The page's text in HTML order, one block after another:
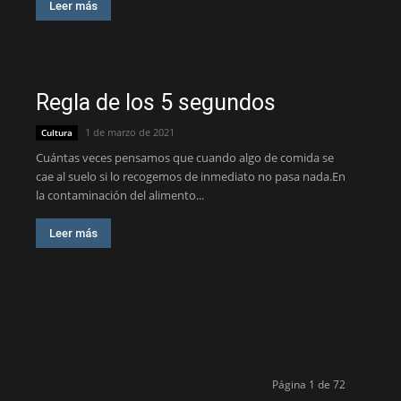
Leer más
Regla de los 5 segundos
Cultura 1 de marzo de 2021
Cuántas veces pensamos que cuando algo de comida se
cae al suelo si lo recogemos de inmediato no pasa nada.En
la contaminación del alimento...
Leer más
Página 1 de 72